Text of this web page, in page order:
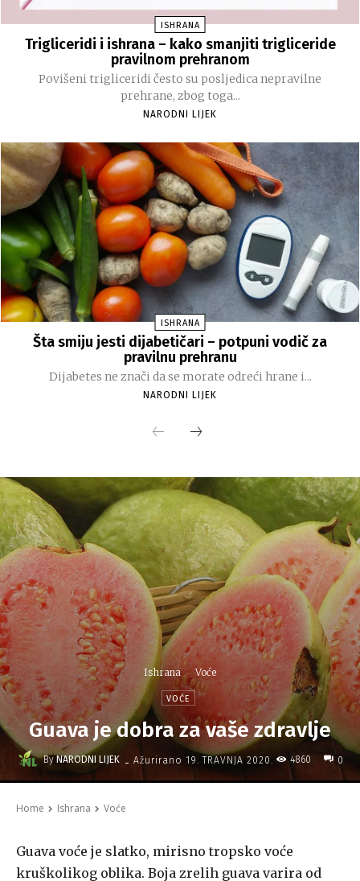
ISHRANA
Trigliceridi i ishrana – kako smanjiti trigliceride
pravilnom prehranom
Povišeni trigliceridi često su posljedica nepravilne
prehrane, zbog toga...
NARODNI LIJEK
ISHRANA
Šta smiju jesti dijabetičari – potpuni vodič za
pravilnu prehranu
Dijabetes ne znači da se morate odreći hrane i...
NARODNI LIJEK